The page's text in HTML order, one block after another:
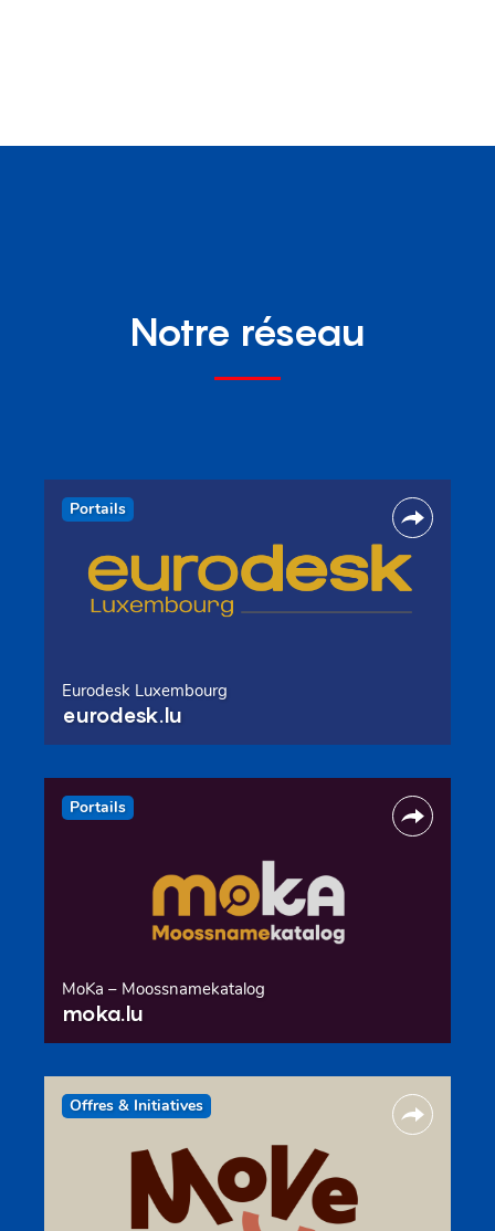
Notre réseau
Portails
Eurodesk Luxembourg
eurodesk.lu
Portails
MoKa – Moossnamekatalog
moka.lu
Offres & Initiatives